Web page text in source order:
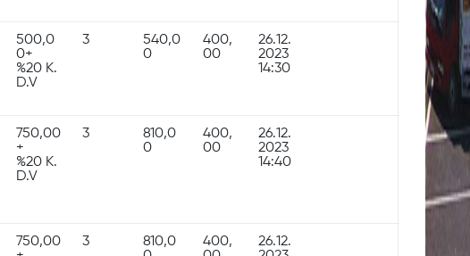
500,0
0+
%20 K.
D.V
3
540,0
0
400,
00
26.12.
2023
14:30
750,00
+
%20 K.
D.V
3
810,0
0
400,
00
26.12.
2023
14:40
750,00
3
810,0
400,
26.12.